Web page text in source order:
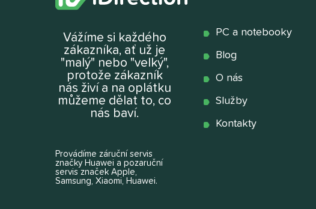
Vážíme si každého
zákazníka, ať už je
"malý" nebo "velký",
protože zákazník
nás živí a na oplátku
můžeme dělat to, co
nás baví.
Provádíme záruční servis
značky Huawei a pozaruční
servis značek Apple,
Samsung, Xiaomi, Huawei.
PC a notebooky
Blog
O nás
Služby
Kontakty